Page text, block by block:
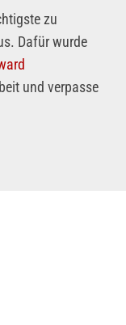
zu
Dafür wurde
und verpasse